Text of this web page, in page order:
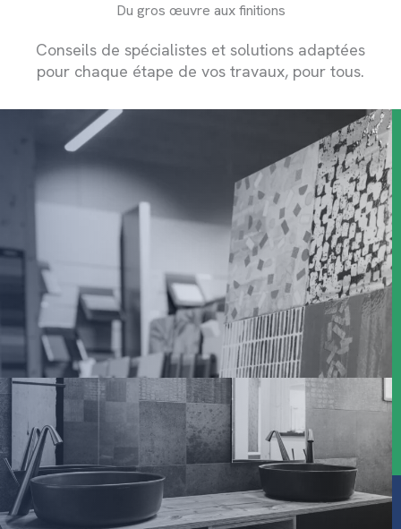
Du gros œuvre aux finitions
Conseils de spécialistes et solutions adaptées
pour chaque étape de vos travaux, pour tous.